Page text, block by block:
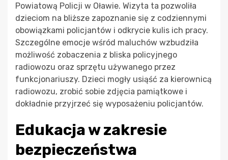
Powiatową Policji w Oławie. Wizyta ta pozwoliła
dzieciom na bliższe zapoznanie się z codziennymi
obowiązkami policjantów i odkrycie kulis ich pracy.
Szczególne emocje wśród maluchów wzbudziła
możliwość zobaczenia z bliska policyjnego
radiowozu oraz sprzętu używanego przez
funkcjonariuszy. Dzieci mogły usiąść za kierownicą
radiowozu, zrobić sobie zdjęcia pamiątkowe i
dokładnie przyjrzeć się wyposażeniu policjantów.
Edukacja w zakresie
bezpieczeństwa